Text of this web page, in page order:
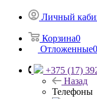
Личный
Корзина0
Отложенные0
+375 (17)
Назад
Телефоны